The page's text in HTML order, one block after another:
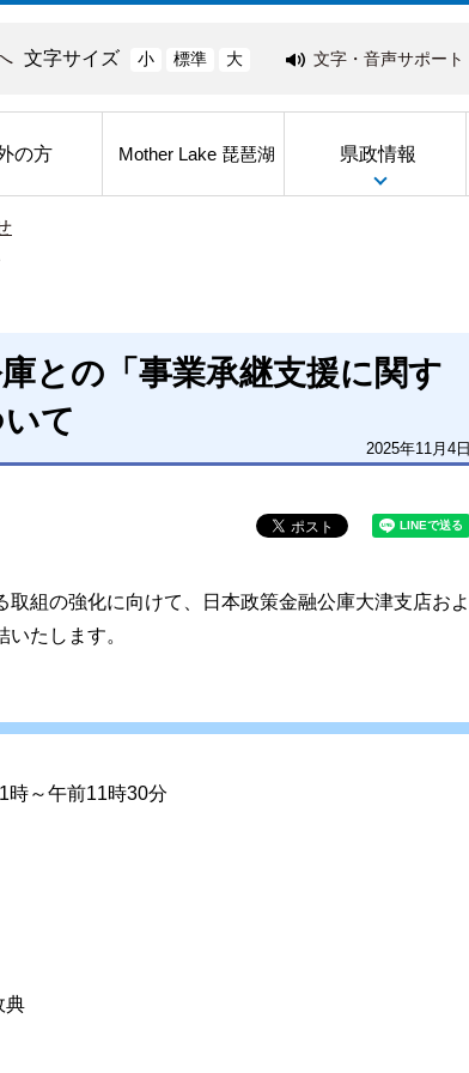
文字サイズ 小 標準 大 文字・音声サポート
の方 Mother Lake 琵琶湖 県政情報
との「事業承継支援に関す
て
2025年11月4日
組の強化に向けて、日本政策金融公庫大津支店およ
たします。
時～午前11時30分
典